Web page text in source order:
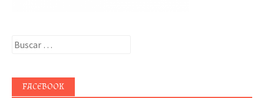
Buscar:
FACEBOOK